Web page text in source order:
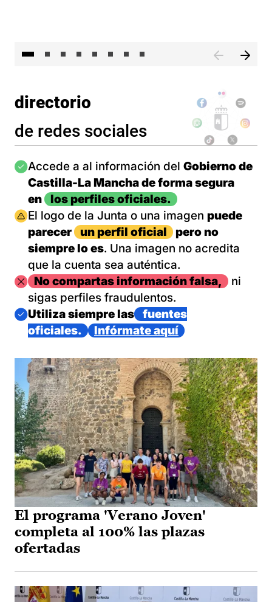
directorio
de redes sociales
Imagen
Accede a al información del Gobierno de
Castilla-La Mancha de forma segura
en
los perfiles oficiales.
Imagen
El logo de la Junta o una imagen puede
parecer
un perfil oficial
pero no
siempre lo es. Una imagen no acredita
que la cuenta sea auténtica.
ImagenNo compartas información falsa,
ni
sigas perfiles fraudulentos.
Imagen
Utiliza siempre las
fuentes
oficiales.
Infórmate aquí
El programa 'Verano Joven'
completa al 100% las plazas
ofertadas